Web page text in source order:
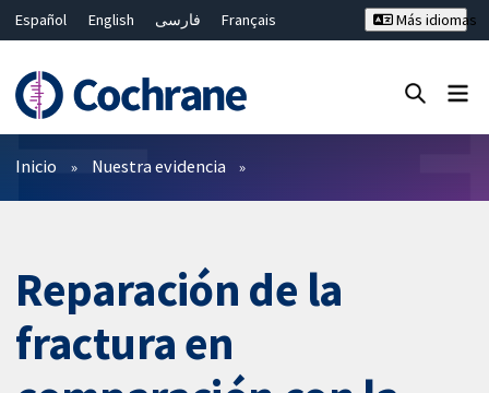
Español English فارسی
Français
Bahasa Malaysia
ไทย 繁體中文
Más idiomas
Filtros
Inicio Nuestra evidencia
Reparación de la
fractura en